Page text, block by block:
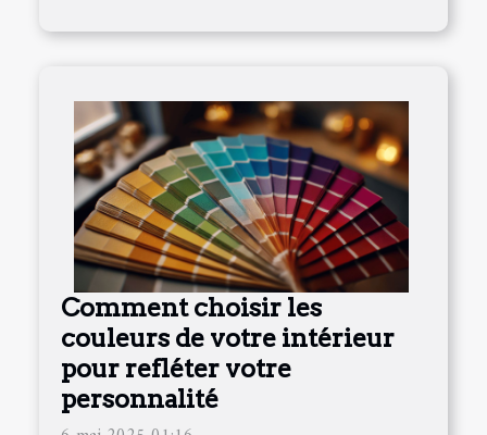
Comment choisir les
couleurs de votre intérieur
pour refléter votre
personnalité